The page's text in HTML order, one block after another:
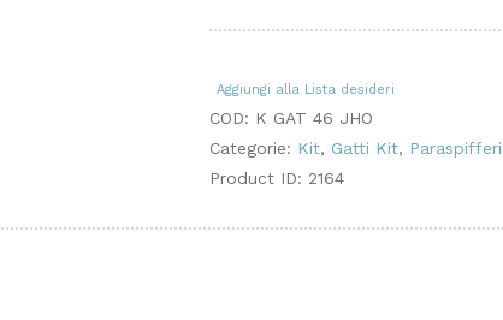
Aggiungi alla Lista desideri
COD: K GAT 46 JHO
Categorie: Kit, Gatti Kit,
Product ID: 2164